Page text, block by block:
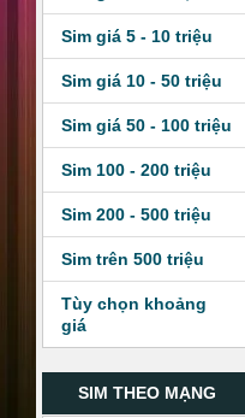
Sim giá 5 - 10 triệu
Sim giá 10 - 50 triệu
Sim giá 50 - 100 triệu
Sim 100 - 200 triệu
Sim 200 - 500 triệu
Sim trên 500 triệu
Tùy chọn khoảng
giá
SIM THEO MẠNG